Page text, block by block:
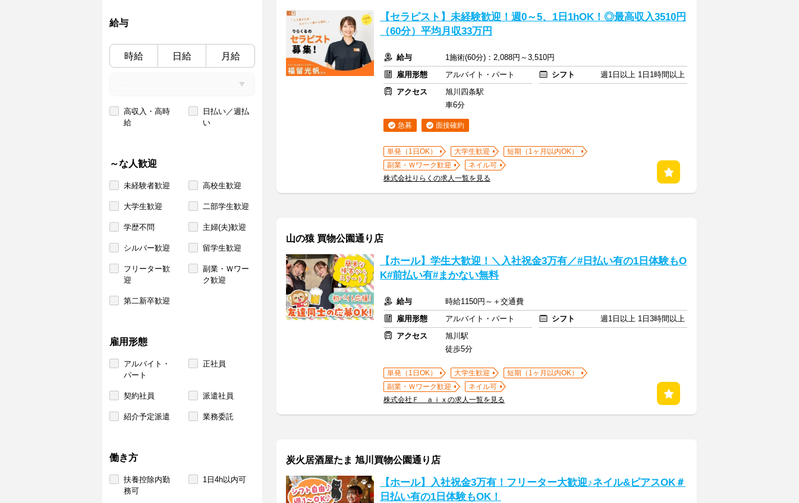
給与
時給 日給 月給
高収入・高時
給
日払い／週払
い
～な人歓迎
未経験者歓迎 高校生歓迎
大学生歓迎 二部学生歓迎
学歴不問 主婦(夫)歓迎
シルバー歓迎 留学生歓迎
フリーター歓
迎
副業・Ｗワー
ク歓迎
第二新卒歓迎
雇用形態
アルバイト・
パート
正社員
契約社員 派遣社員
紹介予定派遣 業務委託
働き方
扶養控除内勤
務可
1日4h以内可
【セラピスト】未経験歓迎！週0～5、1日1hOK！◎最高収入3510円
（60分）平均月収33万円
給与
1施術(60分)：2,088円～3,510円
雇用形態
アルバイト・パート シフト
週1日以上 1日1時間以上
アクセス
旭川四条駅
車6分
急募 面接確約
単発（1日OK） 大学生歓迎
短期（1ヶ月以内OK）
副業・Ｗワーク歓迎
ネイル可
株式会社りらくの求人一覧を見る
山の猿 買物公園通り店
【ホール】学生大歓迎！＼入社祝金3万有／#日払い有の1日体験もO
K#前払い有#まかない無料
給与
時給1150円～＋交通費
雇用形態
アルバイト・パート シフト
週1日以上 1日3時間以上
アクセス
旭川駅
徒歩5分
単発（1日OK） 大学生歓迎
短期（1ヶ月以内OK）
副業・Ｗワーク歓迎
ネイル可
株式会社Ｆ ａｉｘの求人一覧を見る
炭火居酒屋たま 旭川買物公園通り店
【ホール】入社祝金3万有！フリーター大歓迎♪ネイル&ピアスOK＃
日払い有の1日体験もOK！